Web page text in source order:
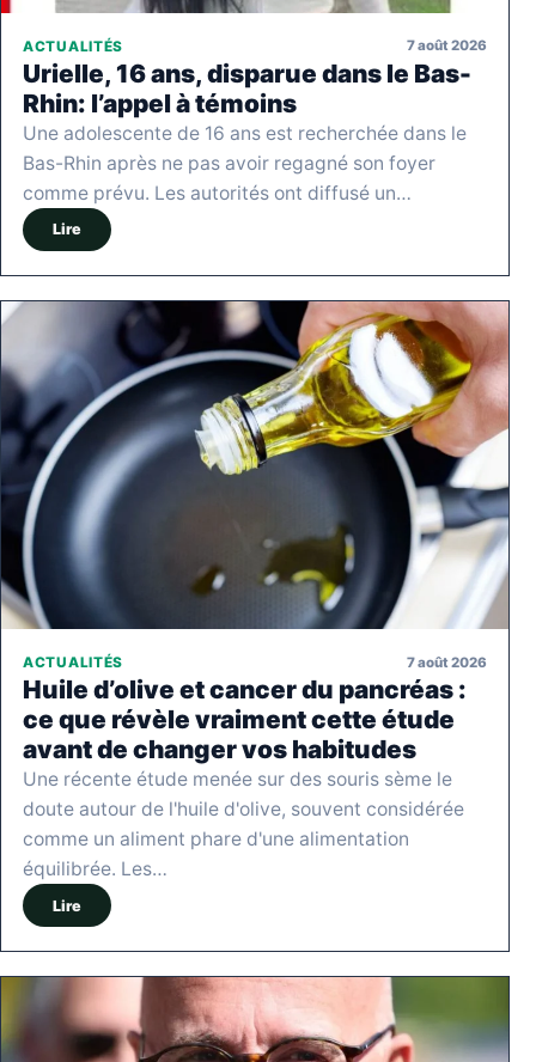
ACTUALITÉS 7 août 2026
Urielle, 16 ans, disparue dans le Bas-
Rhin: l’appel à témoins
Une adolescente de 16 ans est recherchée dans le
Bas-Rhin après ne pas avoir regagné son foyer
comme prévu. Les autorités ont diffusé un…
Lire
ACTUALITÉS 7 août 2026
Huile d’olive et cancer du pancréas :
ce que révèle vraiment cette étude
avant de changer vos habitudes
Une récente étude menée sur des souris sème le
doute autour de l'huile d'olive, souvent considérée
comme un aliment phare d'une alimentation
équilibrée. Les…
Lire